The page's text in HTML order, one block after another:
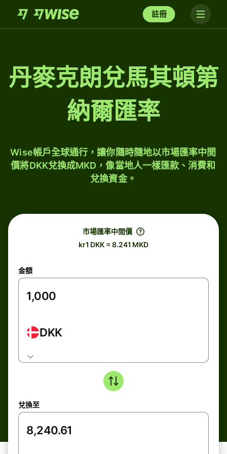
註冊
丹麥克朗兌馬其頓第
納爾匯率
Wise帳戶全球通行，讓你隨時隨地以市場匯率中間
價將DKK兌換成MKD，像當地人一樣匯款、消費和
兌換資金。
市場匯率中間價
kr1 DKK = 8.241 MKD
金額
DKK
兌換至